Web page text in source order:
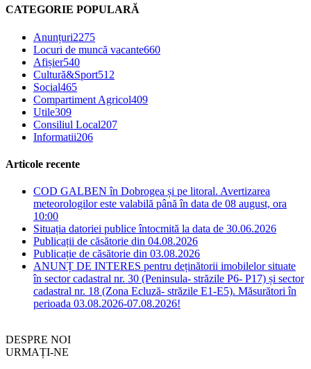
CATEGORIE POPULARĂ
Anunțuri2275
Locuri de muncă vacante660
Afișier540
Cultură&Sport512
Social465
Compartiment Agricol409
Utile309
Consiliul Local207
Informatii206
Articole recente
COD GALBEN în Dobrogea și pe litoral. Avertizarea
meteorologilor este valabilă până în data de 08 august, ora
10:00
Situația datoriei publice întocmită la data de 30.06.2026
Publicații de căsătorie din 04.08.2026
Publicație de căsătorie din 03.08.2026
ANUNȚ DE INTERES pentru deținătorii imobilelor situate
în sector cadastral nr. 30 (Peninsula- străzile P6- P17) și sector
cadastral nr. 18 (Zona Ecluză- străzile E1-E5). Măsurători în
perioada 03.08.2026-07.08.2026!
DESPRE NOI
URMAȚI-NE